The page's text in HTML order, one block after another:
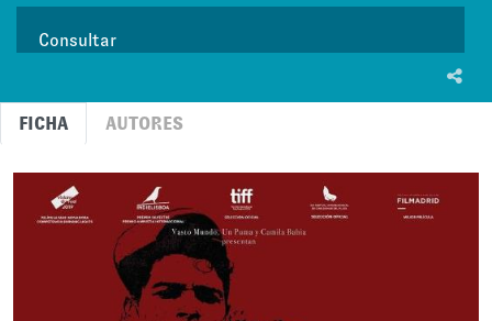
Consultar
FICHA AUTORES